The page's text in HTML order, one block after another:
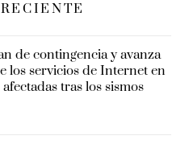
de contingencia y avanza
los servicios de Internet en
tras los sismos